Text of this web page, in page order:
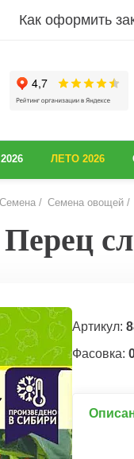
Как оформить
ЛЕТО 2026
Семена Семена овощей
Артикул:
Фасовка: